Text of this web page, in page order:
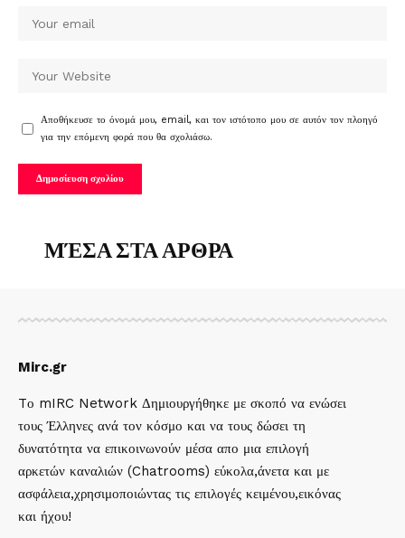
Αποθήκευσε το όνομά μου, email, και τον ιστότοπο μου σε αυτόν τον πλοηγό
για την επόμενη φορά που θα σχολιάσω.
ΜΈΣΑ ΣΤΑ ΑΡΘΡΑ
Mirc.gr
Tο mIRC Network Δημιουργήθηκε με σκοπό να ενώσει
τους Έλληνες ανά τον κόσμο και να τους δώσει τη
δυνατότητα να επικοινωνούν μέσα απο μια επιλογή
αρκετών καναλιών (Chatrooms) εύκολα,άνετα και με
ασφάλεια,χρησιμοποιώντας τις επιλογές κειμένου,εικόνας
και ήχου!